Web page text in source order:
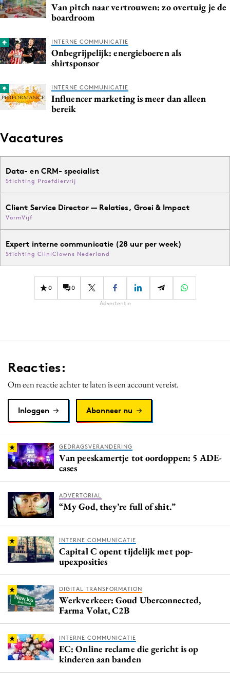
Van pitch naar vertrouwen: zo overtuig je de
boardroom
INTERNE COMMUNICATIE
Onbegrijpelijk: energieboeren als
shirtsponsor
INTERNE COMMUNICATIE
Influencer marketing is meer dan alleen
bereik
Vacatures
Data- en CRM- specialist
Stichting Proefdiervrij
Client Service Director — Relaties, Groei & Impact
VormVijf
Expert interne communicatie (28 uur per week)
Stichting CliniClowns Nederland
0 0
Advertentie
Reacties:
Om een reactie achter te laten is een account vereist.
Inloggen Abonneer nu
GEDRAGSVERANDERING
Van peeskamertje tot oordoppen: 5 ADE-
cases
ADVERTORIAL
“My God, they’re full of shit.”
INTERNE COMMUNICATIE
Capital C opent tijdelijk met pop-
upexposities
DIGITAL TRANSFORMATION
Werkverkeer: Goud Uberconnected,
Farma Volat, C2B
INTERNE COMMUNICATIE
EC: Online reclame die gericht is op
kinderen aan banden